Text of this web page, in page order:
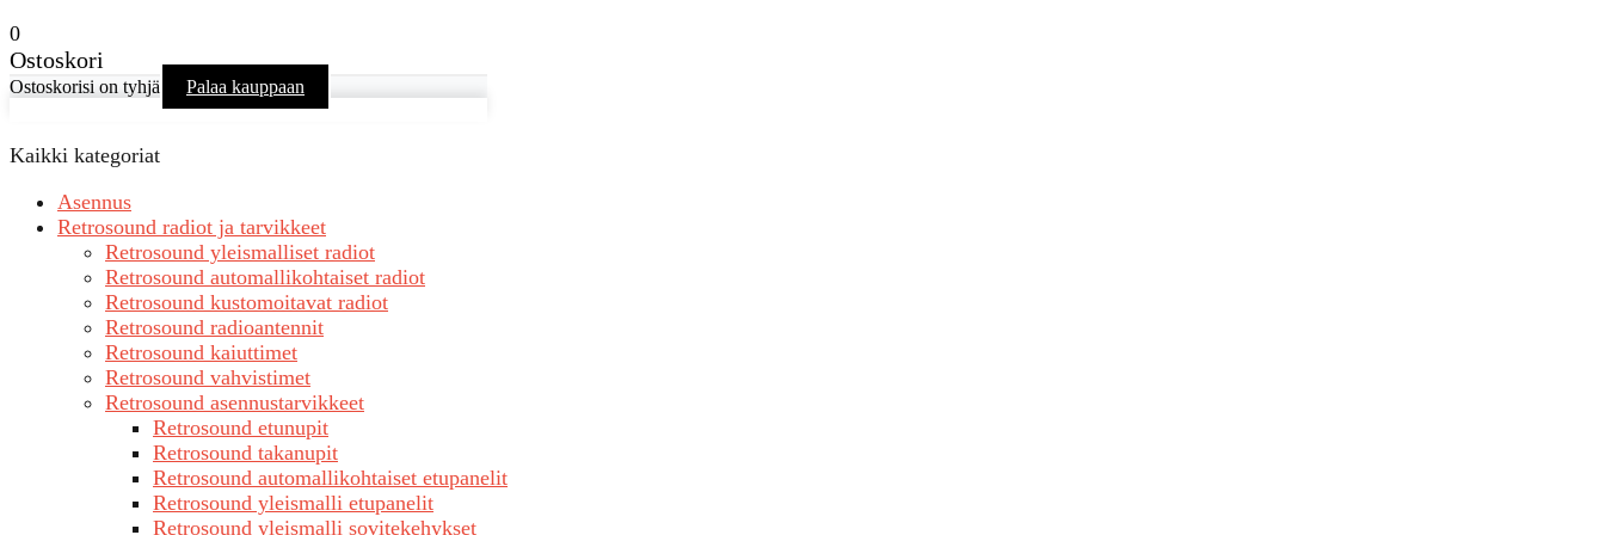
0
Ostoskori
Ostoskorisi on tyhjä Palaa kauppaan
Kaikki kategoriat
Asennus
Retrosound radiot ja tarvikkeet
Retrosound yleismalliset radiot
Retrosound automallikohtaiset radiot
Retrosound kustomoitavat radiot
Retrosound radioantennit
Retrosound kaiuttimet
Retrosound vahvistimet
Retrosound asennustarvikkeet
Retrosound etunupit
Retrosound takanupit
Retrosound automallikohtaiset etupanelit
Retrosound yleismalli etupanelit
Retrosound yleismalli sovitekehykset